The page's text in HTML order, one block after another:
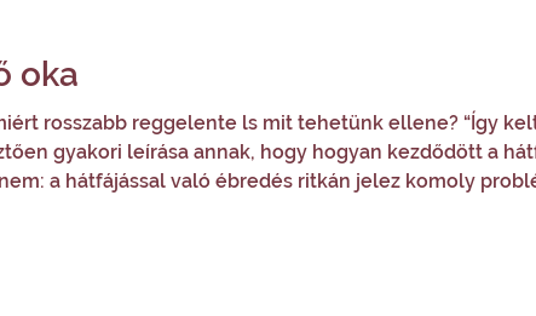
oka
rosszabb reggelente ls mit tehetünk ellene? “Így
gyakori leírása annak, hogy hogyan kezdődött a
a hátfájással való ébredés ritkán jelez komoly